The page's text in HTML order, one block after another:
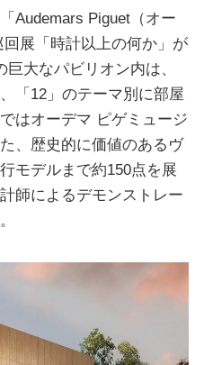
Audemars Piguet（オー
展「時計以上の何か」が
大なパビリオン内は、
「12」のテーマ別に部屋
はオーデマ ピゲミュージ
、歴史的に価値のあるヴ
モデルまで約150点を展
師によるデモンストレー